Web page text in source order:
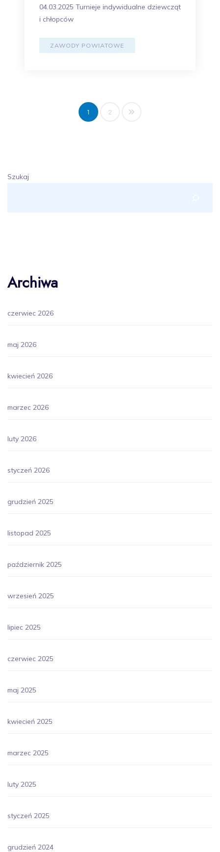
04.03.2025 Turnieje indywidualne dziewcząt
i chłopców
ZAWODY POWIATOWE
1 2
Szukaj
Archiwa
czerwiec 2026
maj 2026
kwiecień 2026
marzec 2026
luty 2026
styczeń 2026
grudzień 2025
listopad 2025
październik 2025
wrzesień 2025
lipiec 2025
czerwiec 2025
maj 2025
kwiecień 2025
marzec 2025
luty 2025
styczeń 2025
grudzień 2024